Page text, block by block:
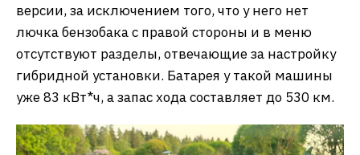
версии, за исключением того, что у него нет
лючка бензобака с правой стороны и в меню
отсутствуют разделы, отвечающие за настройку
гибридной установки. Батарея у такой машины
уже 83 кВт*ч, а запас хода составляет до 530 км.